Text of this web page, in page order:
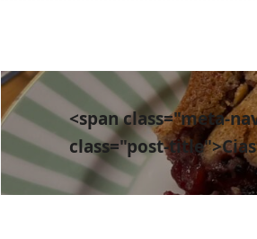
Nawigacja
wpisu
<span class="meta-
class="post-